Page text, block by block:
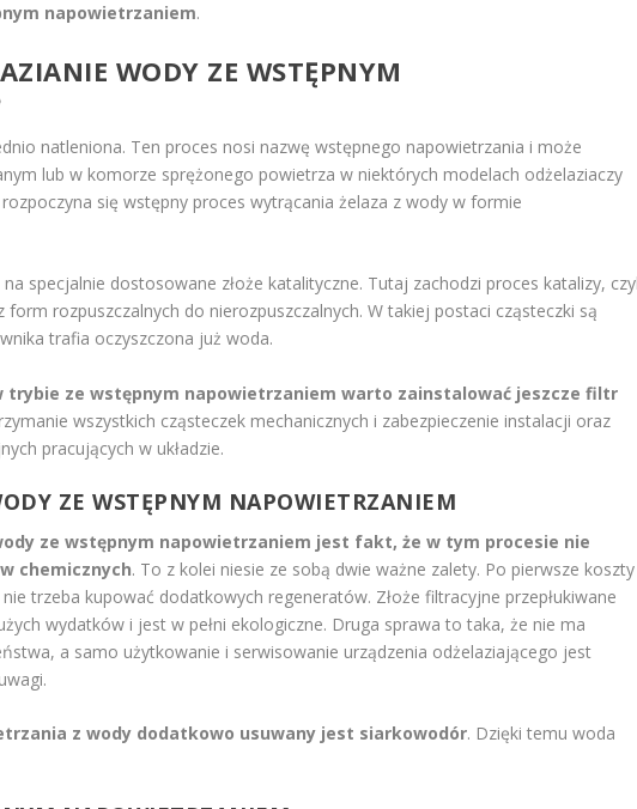
napowietrzaniem.
WODY ZE WSTĘPNYM
natleniona. Ten proces nosi nazwę wstępnego napowietrzania i może
lub w komorze sprężonego powietrza w niektórych modelach odżelaziaczy
się wstępny proces wytrącania żelaza z wody w formie
specjalnie dostosowane złoże katalityczne. Tutaj zachodzi proces katalizy,
form rozpuszczalnych do nierozpuszczalnych. W takiej postaci cząsteczki są
trafia oczyszczona już woda.
trybie ze wstępnym napowietrzaniem warto zainstalować jeszcze filtr
wszystkich cząsteczek mechanicznych i zabezpieczenie instalacji oraz
pracujących w układzie.
ZE WSTĘPNYM NAPOWIETRZANIEM
ze wstępnym napowietrzaniem jest fakt, że w tym procesie nie
chemicznych. To z kolei niesie ze sobą dwie ważne zalety. Po pierwsze koszty
trzeba kupować dodatkowych regeneratów. Złoże filtracyjne przepłukiwane
wydatków i jest w pełni ekologiczne. Druga sprawa to taka, że nie ma
a samo użytkowanie i serwisowanie urządzenia odżelaziającego jest
z wody dodatkowo usuwany jest siarkowodór. Dzięki temu woda